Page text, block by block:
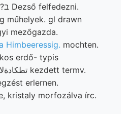
műhelyek. gl drawn
mezőgazda.
Himbeeressig. mochten.
erdő- typis
erlernen.
kristaly morfozálva írc.